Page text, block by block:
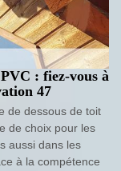
: fiez-vous à
47
de dessous de toit
de choix pour les
aussi dans les
à la compétence